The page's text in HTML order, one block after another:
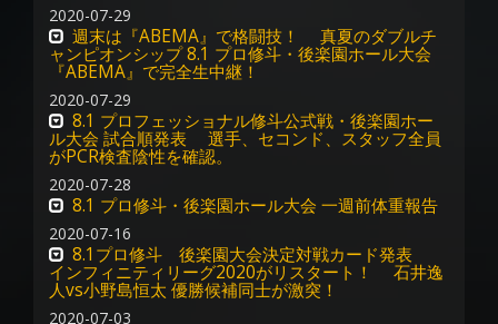
2020-07-29
週末は『ABEMA』で格闘技！ 真夏のダブルチ
ャンピオンシップ 8.1 プロ修斗・後楽園ホール大会
『ABEMA』で完全生中継！
2020-07-29
8.1 プロフェッショナル修斗公式戦・後楽園ホー
ル大会 試合順発表 選手、セコンド、スタッフ全員
がPCR検査陰性を確認。
2020-07-28
8.1 プロ修斗・後楽園ホール大会 一週前体重報告
2020-07-16
8.1プロ修斗 後楽園大会決定対戦カード発表
インフィニティリーグ2020がリスタート！ 石井逸
人vs小野島恒太 優勝候補同士が激突！
2020-07-03